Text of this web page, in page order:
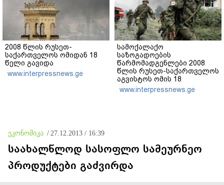
2008 წლის რუსეთ-
საქართველოს ომიდან 18
წელი გავიდა
www.interpressnews.ge
სამოქალაქო
საზოგადოების
წარმომადგენლები 2008
წლის რუსეთ-საქართველოს
აგვისტოს ომის 18
წლისთავთან
დაკავშირებით ერთობლივ
www.interpressnews.ge
ეკონომიკა / 27.12.2013 / 16:39
საახალწლოდ სასოფლო სამეურნეო
პროდუქტები გაძვირდა